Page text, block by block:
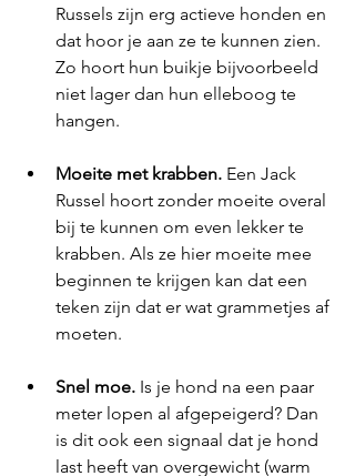
Russels zijn erg actieve honden en
dat hoor je aan ze te kunnen zien.
Zo hoort hun buikje bijvoorbeeld
niet lager dan hun elleboog te
hangen.
Moeite met krabben. Een Jack
Russel hoort zonder moeite overal
bij te kunnen om even lekker te
krabben. Als ze hier moeite mee
beginnen te krijgen kan dat een
teken zijn dat er wat grammetjes af
moeten.
Snel moe. Is je hond na een paar
meter lopen al afgepeigerd? Dan
is dit ook een signaal dat je hond
last heeft van overgewicht (warm